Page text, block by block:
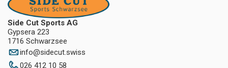
Side Cut Sports AG
Gypsera 223
1716 Schwarzsee
info@sidecut.swiss
026 412 10 58